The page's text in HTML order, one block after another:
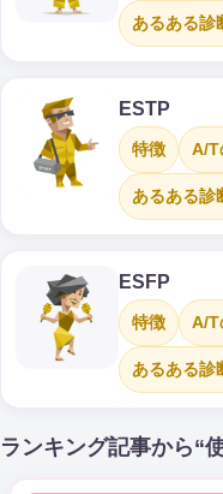
あるある診
ESTP
特徴 A/T
あるある診
ESFP
特徴 A/T
あるある診
ランキング記事から“